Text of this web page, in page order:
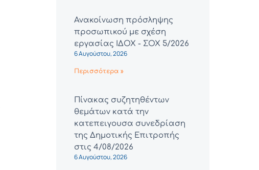
Ανακοίνωση πρόσληψης
προσωπικού με σχέση
εργασίας ΙΔΟΧ - ΣΟΧ 5/2026
6 Αυγούστου, 2026
Περισσότερα »
Πίνακας συζητηθέντων
θεμάτων κατά την
κατεπειγουσα συνεδρίαση
της Δημοτικής Επιτροπής
στις 4/08/2026
6 Αυγούστου, 2026